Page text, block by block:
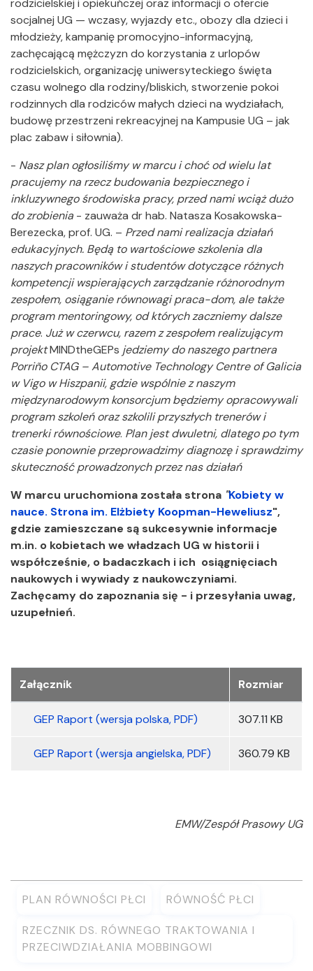
rodzicielskiej i opiekuńczej oraz informacji o ofercie
socjalnej UG — wczasy, wyjazdy etc., obozy dla dzieci i
młodzieży, kampanię promocyjno-informacyjną,
zachęcającą mężczyzn do korzystania z urlopów
rodzicielskich, organizację uniwersyteckiego święta
czasu wolnego dla rodziny/bliskich, stworzenie pokoi
rodzinnych dla rodziców małych dzieci na wydziałach,
budowę przestrzeni rekreacyjnej na Kampusie UG – jak
plac zabaw i siłownia).
- Nasz plan ogłosiliśmy w marcu i choć od wielu lat
pracujemy na rzecz budowania bezpiecznego i
inkluzywnego środowiska pracy, przed nami wciąż dużo
do zrobienia - zauważa dr hab. Natasza Kosakowska-
Berezecka, prof. UG. – Przed nami realizacja działań
edukacyjnych. Będą to wartościowe szkolenia dla
naszych pracowników i studentów dotyczące różnych
kompetencji wspierających zarządzanie różnorodnym
zespołem, osiąganie równowagi praca-dom, ale także
program mentoringowy, od których zaczniemy dalsze
prace. Już w czerwcu, razem z zespołem realizującym
projektMINDtheGEPs jedziemy do naszego partnera
Porriño CTAG – Automotive Technology Centre of Galicia
w Vigo w Hiszpanii, gdzie wspólnie z naszym
międzynarodowym konsorcjum będziemy opracowywali
program szkoleń oraz szkolili przyszłych trenerów i
trenerki równościowe. Plan jest dwuletni, dlatego po tym
czasie ponownie przeprowadzimy diagnozę i sprawdzimy
skuteczność prowadzonych przez nas działań
W marcu uruchomiona została strona "Kobiety w
nauce. Strona im. Elżbiety Koopman-Heweliusz",
gdzie zamieszczane są sukcesywnie informacje
m.in. o kobietach we władzach UG w historii i
współcześnie, o badaczkach i ich osiągnięciach
naukowych i wywiady z naukowczyniami.
Zachęcamy do zapoznania się - i przesyłania uwag,
uzupełnień.
Załączniki
Załącznik
Rozmiar
GEP Raport (wersja polska, PDF) 307.11 KB
GEP Raport (wersja angielska, PDF) 360.79 KB
EMW/Zespół Prasowy UG
PLAN RÓWNOŚCI PŁCI RÓWNOŚĆ PŁCI
RZECZNIK DS. RÓWNEGO TRAKTOWANIA I
PRZECIWDZIAŁANIA MOBBINGOWI